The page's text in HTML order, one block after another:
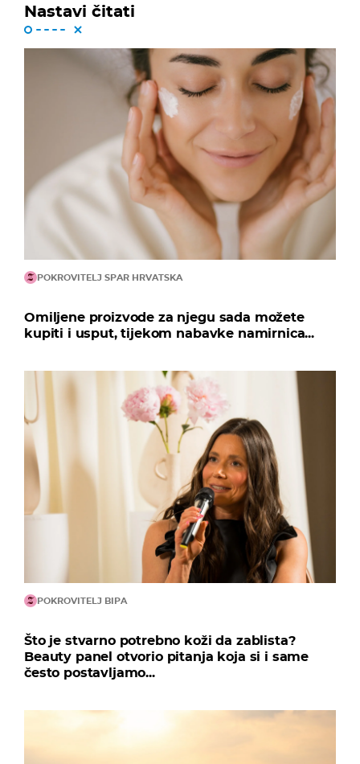
Nastavi čitati
POKROVITELJ SPAR HRVATSKA
Omiljene proizvode za njegu sada možete
kupiti i usput, tijekom nabavke namirnica...
POKROVITELJ BIPA
Što je stvarno potrebno koži da zablista?
Beauty panel otvorio pitanja koja si i same
često postavljamo...